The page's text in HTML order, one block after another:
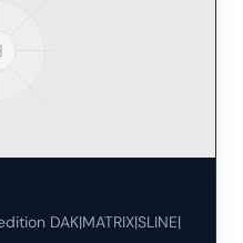
DAK|MATRIX|SLINE|